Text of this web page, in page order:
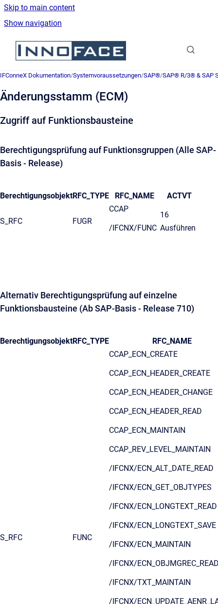
Skip to main content
Show navigation
Go to homepage
IFConneX Dokumentation/Systemvoraussetzungen/SAP®/SAP® R/3® & SAP
Änderungsstamm (ECM)
Zugriff auf Funktionsbausteine
Berechtigungsprüfung auf Funktionsgruppen (Alle SAP-
Basis - Release)
BerechtigungsobjektRFC_TYPE RFC_NAME ACTVT
S_RFC FUGR
CCAP
/IFCNX/FUNC
16
Ausführen
Alternativ Berechtigungsprüfung auf einzelne
Funktionsbausteine (Ab SAP-Basis - Release 710)
BerechtigungsobjektRFC_TYPE RFC_NAME
S_RFC FUNC
CCAP_ECN_CREATE
CCAP_ECN_HEADER_CREATE
CCAP_ECN_HEADER_CHANGE
CCAP_ECN_HEADER_READ
CCAP_ECN_MAINTAIN
CCAP_REV_LEVEL_MAINTAIN
/IFCNX/ECN_ALT_DATE_READ
/IFCNX/ECN_GET_OBJTYPES
/IFCNX/ECN_LONGTEXT_READ
/IFCNX/ECN_LONGTEXT_SAVE
/IFCNX/ECN_MAINTAIN
/IFCNX/
/IFCNX/TXT_MAINTAIN
/IFCNX/